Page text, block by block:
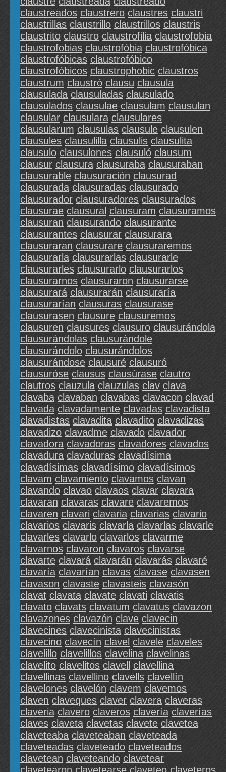
claustreados claustrero claustres claustri
claustrillas claustrillo claustrillos claustris
claustrito claustro claustrofilia claustrofobia
claustrofobias claustrofóbia claustrofóbica
claustrofóbicas claustrofóbico
claustrofóbicos claustrophobic claustros
claustrum claustró clausu clausula
clausulada clausuladas clausulado
clausulados clausulae clausulam clausulan
clausular clausulara clausulares
clausularum clausulas clausule clausulen
clausules clausulilla clausulis clausulita
clausulo clausulones clausuló clausum
clausur clausura clausuraba clausuraban
clausurable clausuración clausurad
clausurada clausuradas clausurado
clausurador clausuradores clausurados
clausurae clausural clausuram clausuramos
clausuran clausurando clausurante
clausurantes clausurar clausurara
clausuraran clausurare clausuraremos
clausurarla clausurarlas clausurarle
clausurarles clausurarlo clausurarlos
clausurarnos clausuraron clausurarse
clausurará clausurarán clausuraría
clausurarían clausuras clausurase
clausurasen clausure clausuremos
clausuren clausures clausuro clausurándola
clausurándolas clausurándole
clausurándolo clausurándolos
clausurándose clausuré clausuró
clausuróse clausus clausúrase clautro
clautros clauzula clauzulas clav clava
clavaba clavaban clavabas clavacon clavad
clavada clavadamente clavadas clavadista
clavadistas clavadita clavadito clavadizas
clavadizo clavadme clavado clavador
clavadora clavadoras clavadores clavados
clavadura clavaduras clavadísima
clavadísimas clavadísimo clavadísimos
clavam clavamiento clavamos clavan
clavando clavao clavaos clavar clavara
clavaran clavaras clavare clavaremos
clavaren clavari clavaria clavarias clavario
clavarios clavaris clavarla clavarlas clavarle
clavarles clavarlo clavarlos clavarme
clavarnos clavaron clavaros clavarse
clavarte clavará clavarán clavarás clavaré
clavaría clavarían clavas clavase clavasen
clavason clavaste clavasteis clavasón
clavat clavata clavate clavati clavatis
clavato clavats clavatum clavatus clavazon
clavazones clavazón clave clavecin
clavecines clavecinista clavecinistas
clavecino clavecín clavel clavele claveles
clavelillo clavelillos clavelina clavelinas
clavelito clavelitos clavell
clavellina
clavellinas clavellino clavells clavellín
clavelones clavelón clavem clavemos
claven claveques claver clavera claveras
claveria clavero claveros clavería claverías
claves claveta clavetas clavete clavetea
claveteaba claveteaban claveteada
claveteadas claveteado claveteados
clavetean claveteando clavetear